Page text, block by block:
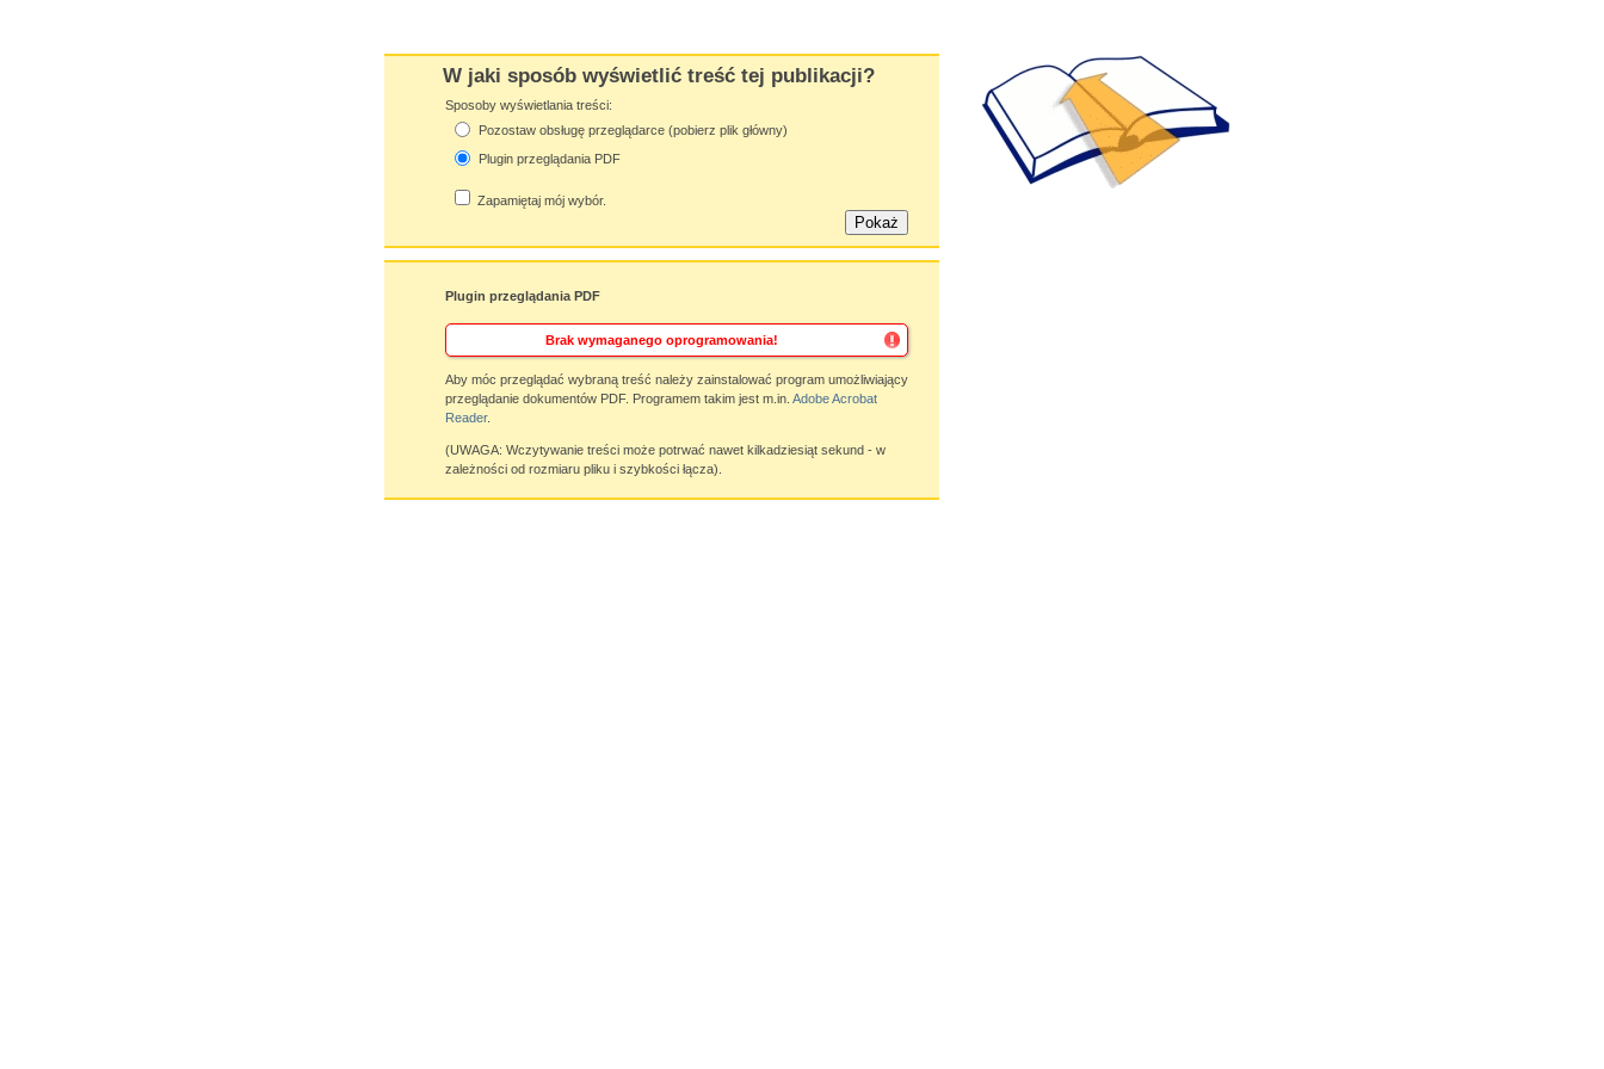
W jaki sposób wyświetlić treść tej publikacji?
Sposoby wyświetlania treści:
Pozostaw obsługę przeglądarce (pobierz plik główny)
Plugin przeglądania PDF
Zapamiętaj mój wybór.
Plugin przeglądania PDF
Brak wymaganego oprogramowania!
Aby móc przeglądać wybraną treść należy zainstalować program umożliwiający
przeglądanie dokumentów PDF. Programem takim jest m.in. Adobe Acrobat
Reader.
(UWAGA: Wczytywanie treści może potrwać nawet kilkadziesiąt sekund - w
zależności od rozmiaru pliku i szybkości łącza).